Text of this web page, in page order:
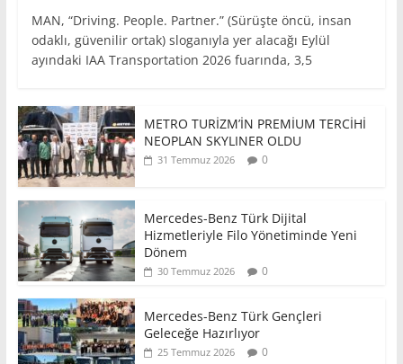
MAN, “Driving. People. Partner.” (Sürüşte öncü, insan
odaklı, güvenilir ortak) sloganıyla yer alacağı Eylül
ayındaki IAA Transportation 2026 fuarında, 3,5
METRO TURİZM’İN PREMİUM TERCİHİ
NEOPLAN SKYLINER OLDU
31 Temmuz 2026 0
Mercedes-Benz Türk Dijital
Hizmetleriyle Filo Yönetiminde Yeni
Dönem
30 Temmuz 2026 0
Mercedes-Benz Türk Gençleri
Geleceğe Hazırlıyor
25 Temmuz 2026 0